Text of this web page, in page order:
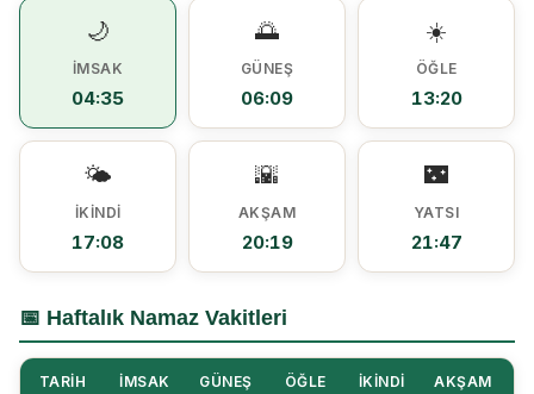
🌙
İMSAK
04:35
🌅
GÜNEŞ
06:09
☀️
ÖĞLE
13:20
🌤️
İKINDI
17:08
🌇
AKŞAM
20:19
🌃
YATSI
21:47
📅 Haftalık Namaz Vakitleri
TARIH İMSAK GÜNEŞ ÖĞLE İKINDI AKŞAM